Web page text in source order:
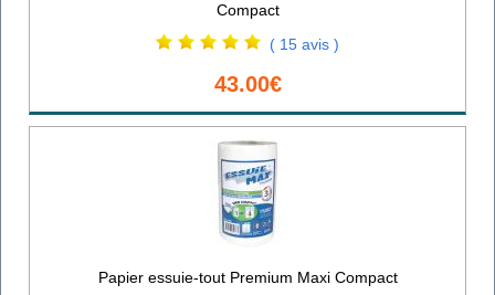
Compact
( 15 avis )
43.00€
Papier essuie-tout Premium Maxi Compact